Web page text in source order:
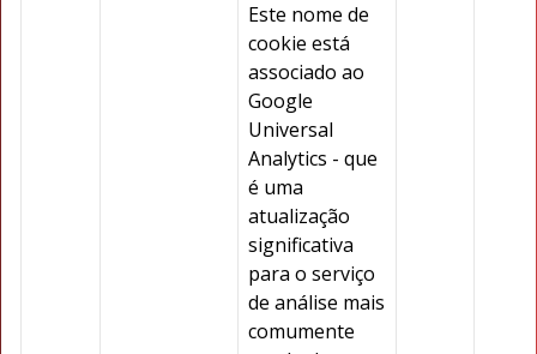
Este nome de
cookie está
associado ao
Google
Universal
Analytics - que
é uma
atualização
significativa
para o serviço
de análise mais
comumente